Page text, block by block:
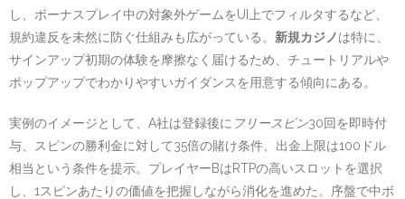
し、ボーナスプレイ中の対象外ゲームをUI上でフィルタするなど、
規約違反を未然に防ぐ仕組みも広がっている。 新規カジノは特に、
サインアップ初期の体験を摩擦なく届けるため、チュートリアルや
ポップアップでわかりやすいガイダンスを用意する傾向にある。
実例のイメージとして、A社は登録後に フリースピン30回を即時付
与、スピンの勝利金に対して35倍の賭け条件、出金上限は100ドル
相当という条件を提示。プレイヤーBはRTPの高いスロットを選択
し、1スピンあたりの価値を把握しながら消化を進めた。序盤で中ボ